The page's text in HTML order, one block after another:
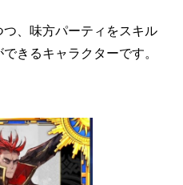
、味方パーティをスキル
きるキャラクターです。